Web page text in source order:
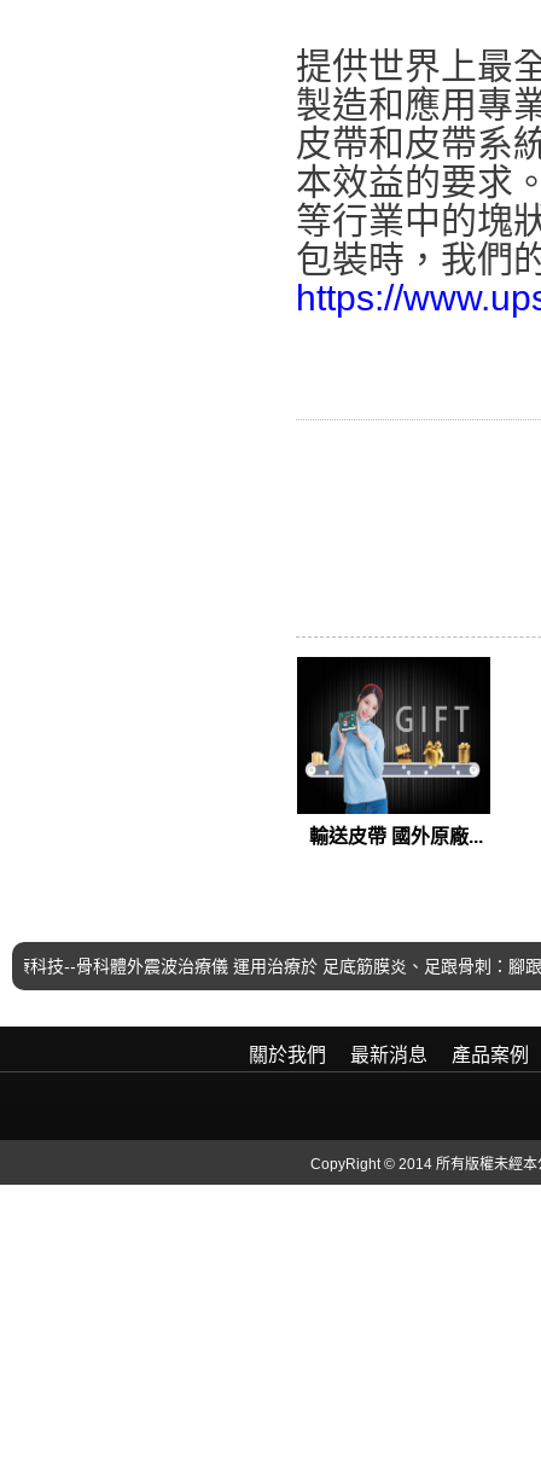
提供世界上最
製造和應用專
皮帶和皮帶系
本效益的要求
等行業中的塊
包裝時，我們
https://
輸送皮帶 國外原廠...
--骨科體外震波治療儀 運用治療於 足底筋膜炎、足跟骨刺：腳跟
關於我們 最新消息 產品案例
CopyRight © 2014 所有版權未經